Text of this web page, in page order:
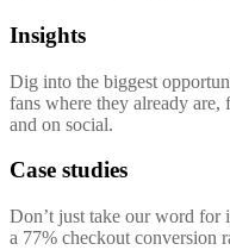
Insights
Dig into the biggest
fans where they already are,
and on social.
Case studies
Don’t just take our word for
a 77% checkout conversion